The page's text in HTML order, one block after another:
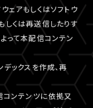
ェアもしくはソフトウ
しくは再送信したりす
って本配信コンテン
ックスを作成、再
ンテンツに依拠又